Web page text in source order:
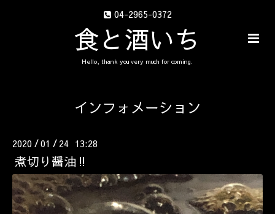
04-2965-0372
食と酒いち
Hello, thank you very much for coming.
インフォメーション
2020 /01 / 24 13:28
煮切り醤油‼️